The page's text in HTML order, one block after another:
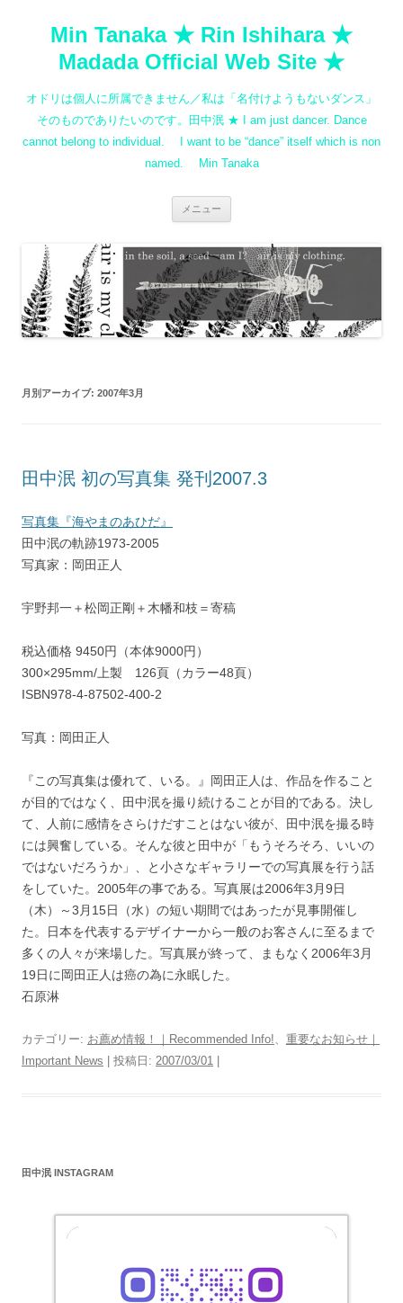
キ
ッ
Min Tanaka ★ Rin Ishihara ★
Madada Official Web Site ★
オドリは個人に所属できません／私は「名付けようもないダンス」
そのものでありたいのです。田中泯 ★ I am just dancer. Dance
cannot belong to individual. I want to be “dance” itself which is non
named. Min Tanaka
メニュー
月別アーカイブ: 2007年3月
田中泯 初の写真集 発刊2007.3
写真集『海やまのあひだ』
田中泯の軌跡1973-2005
写真家：岡田正人
宇野邦一＋松岡正剛＋木幡和枝＝寄稿
税込価格 9450円（本体9000円）
300×295mm/上製 126頁（カラー48頁）
ISBN978-4-87502-400-2
写真：岡田正人
『この写真集は優れて、いる。』岡田正人は、作品を作ること
が目的ではなく、田中泯を撮り続けることが目的である。決し
て、人前に感情をさらけだすことはない彼が、田中泯を撮る時
には興奮している。そんな彼と田中が「もうそろそろ、いいの
ではないだろうか」、と小さなギャラリーでの写真展を行う話
をしていた。2005年の事である。写真展は2006年3月9日
（木）～3月15日（水）の短い期間ではあったが見事開催し
た。日本を代表するデザイナーから一般のお客さんに至るまで
多くの人々が来場した。写真展が終って、まもなく2006年3月
19日に岡田正人は癌の為に永眠した。
石原淋
カテゴリー: お薦め情報！｜Recommended Info!
重要なお知らせ｜
Important News | 投稿日: 2007/03/01
田中泯 INSTAGRAM